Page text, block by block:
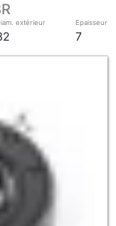
extérieur Epaisseur
7